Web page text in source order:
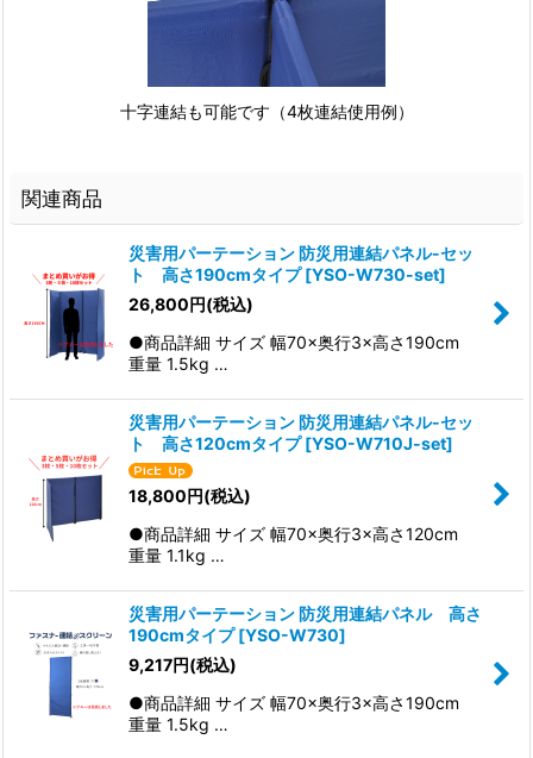
十字連結も可能です（4枚連結使用例）
関連商品
災害用パーテーション 防災用連結パネル-セッ
ト 高さ190cmタイプ [YSO-W730-set]
26,800円(税込)
●商品詳細 サイズ 幅70×奥行3×高さ190cm
重量 1.5kg …
災害用パーテーション 防災用連結パネル-セッ
ト 高さ120cmタイプ [YSO-W710J-set]
18,800円(税込)
●商品詳細 サイズ 幅70×奥行3×高さ120cm
重量 1.1kg …
災害用パーテーション 防災用連結パネル 高さ
190cmタイプ [YSO-W730]
9,217円(税込)
●商品詳細 サイズ 幅70×奥行3×高さ190cm
重量 1.5kg …